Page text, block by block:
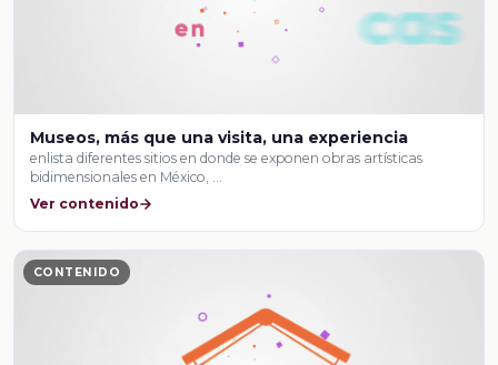
Museos, más que una visita, una experiencia
enlista diferentes sitios en donde se exponen obras artísticas
bidimensionales en México, …
Ver contenido
CONTENIDO